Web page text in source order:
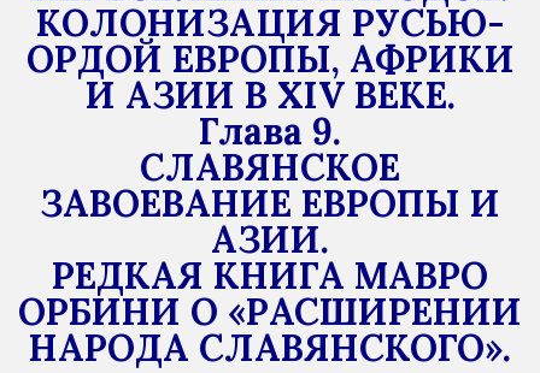
КОЛОНИЗАЦИЯ РУСЬЮ-
ОРДОЙ ЕВРОПЫ, АФРИКИ
И АЗИИ В XIV ВЕКЕ.
Глава 9.
СЛАВЯНСКОЕ
ЗАВОЕВАНИЕ ЕВРОПЫ И
АЗИИ.
РЕДКАЯ КНИГА МАВРО
ОРБИНИ О «РАСШИРЕНИИ
НАРОДА СЛАВЯНСКОГО».